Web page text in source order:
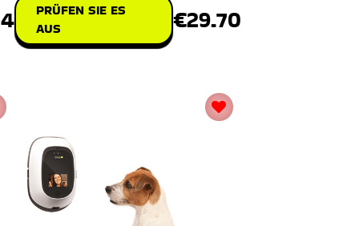
PRÜFEN SIE ES
AUS
€29.70